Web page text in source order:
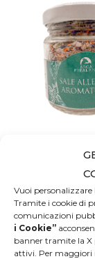
Vuoi
Tramite i cookie di
comunicazioni
i Cookie”
banner tramite la X
attivi. Per maggiori
Sale
Calendula e
5,20
AGGIUNGI